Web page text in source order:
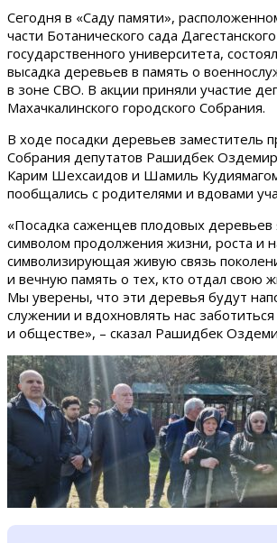
Сегодня в «Саду памяти»,
части Ботанического сада Дагестанского
государственного университета,
высадка деревьев в память о
в зоне СВО. В акции приняли участие
Махачкалинского городского Собрания.
В ходе посадки деревьев заместитель
Собрания депутатов Рашидбек
Карим Шехсаидов и Шамиль
пообщались с родителями и вдовами
«Посадка саженцев плодовых деревьев
символом продолжения жизни, роста и
символизирующая живую связь
и вечную память о тех, кто отдал свою
Мы уверены, что эти деревья будут
служении и вдохновлять нас
и обществе», – сказал Рашидбек